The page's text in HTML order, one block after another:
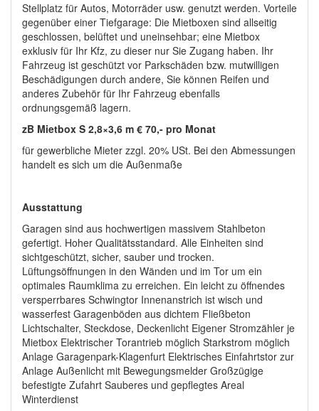
Stellplatz für Autos, Motorräder usw. genutzt werden. Vorteile
gegenüber einer Tiefgarage: Die Mietboxen sind allseitig
geschlossen, belüftet und uneinsehbar; eine Mietbox
exklusiv für Ihr Kfz, zu dieser nur Sie Zugang haben. Ihr
Fahrzeug ist geschützt vor Parkschäden bzw. mutwilligen
Beschädigungen durch andere, Sie können Reifen und
anderes Zubehör für Ihr Fahrzeug ebenfalls
ordnungsgemäß lagern.
zB Mietbox S 2,8×3,6 m € 70,- pro Monat
für gewerbliche Mieter zzgl. 20% USt. Bei den Abmessungen
handelt es sich um die Außenmaße
Ausstattung
Garagen sind aus hochwertigen massivem Stahlbeton
gefertigt. Hoher Qualitätsstandard. Alle Einheiten sind
sichtgeschützt, sicher, sauber und trocken.
Lüftungsöffnungen in den Wänden und im Tor um ein
optimales Raumklima zu erreichen. Ein leicht zu öffnendes
versperrbares Schwingtor Innenanstrich ist wisch und
wasserfest Garagenböden aus dichtem Fließbeton
Lichtschalter, Steckdose, Deckenlicht Eigener Stromzähler je
Mietbox Elektrischer Torantrieb möglich Starkstrom möglich
Anlage Garagenpark-Klagenfurt Elektrisches Einfahrtstor zur
Anlage Außenlicht mit Bewegungsmelder Großzügige
befestigte Zufahrt Sauberes und gepflegtes Areal
Winterdienst